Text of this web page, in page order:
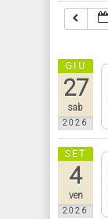
GIU
27
sab
2026
SET
4
ven
2026